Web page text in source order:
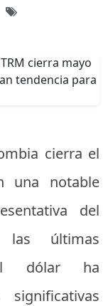
cierra el
una notable
del
las últimas
dólar ha
significativas